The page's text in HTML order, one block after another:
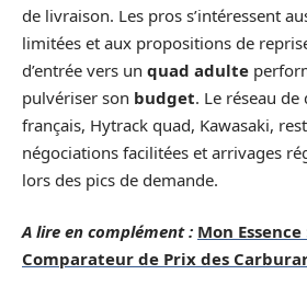
de livraison. Les pros s’intéressent
limitées et aux propositions de
d’entrée vers un quad adulte
pulvériser son budget. Le réseau
français, Hytrack quad, Kawasaki,
négociations facilitées et arrivages
lors des pics de demande.
A lire en complément : Mon Essence
Comparateur de Prix des